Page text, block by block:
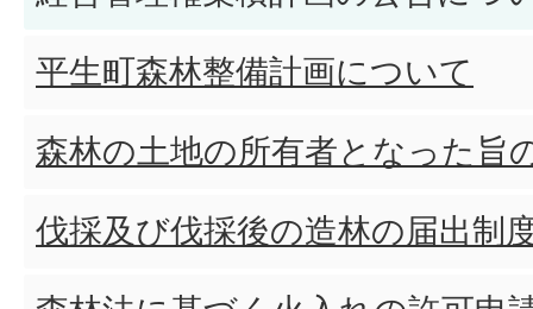
平生町森林整備計画について
森林の土地の所有者となった旨
伐採及び伐採後の造林の届出制